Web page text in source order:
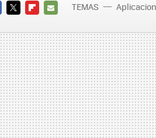
MAIL
TEMAS